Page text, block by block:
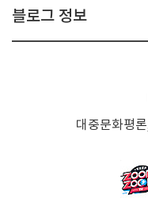
블로그 정보
대중문화평